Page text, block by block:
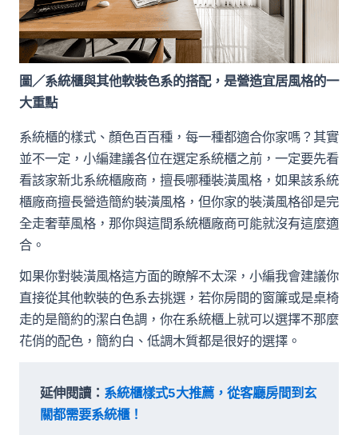
圖／系統櫃與其他軟裝色系的搭配，是營造宜居風格的一
大重點
系統櫃的樣式、顏色百百種，每一種都適合你家嗎？其實
並不一定，小編建議各位在選定系統櫃之前，一定要先看
看該家新北系統櫃廠商，擅長哪種裝潢風格，如果該系統
櫃廠商擅長營造簡約裝潢風格，但你家的裝潢風格卻是完
全走奢華風格，那你與這間系統櫃廠商可能就沒有這麼適
合。
如果你對裝潢風格這方面的瞭解不太深，小編我會建議你
直接從其他軟裝的色系去挑選，若你房間的窗簾或是桌椅
走的是簡約的潔白色調，你在系統櫃上就可以選擇不那麼
花俏的配色，簡約白、低調木質都是很好的選擇。
延伸閱讀： 系統櫃樣式5大推薦，從客廳房間到玄
關都需要系統櫃！